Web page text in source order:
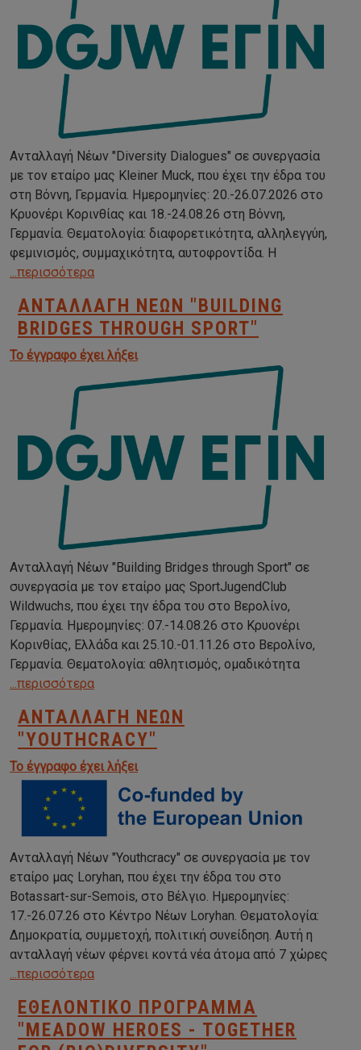
Ανταλλαγή Νέων "Diversity Dialogues" σε συνεργασία
με τον εταίρο μας Kleiner Muck, που έχει την έδρα του
στη Βόννη, Γερμανία. Ημερομηνίες: 20.-26.07.2026 στο
Κρυονέρι Κορινθίας και 18.-24.08.26 στη Βόννη,
Γερμανία. Θεματολογία: διαφορετικότητα, αλληλεγγύη,
φεμινισμός, συμμαχικότητα, αυτοφροντίδα. Η
...περισσότερα
ΑΝΤΑΛΛΑΓΉ ΝΈΩΝ "BUILDING
BRIDGES THROUGH SPORT"
Το έγγραφο έχει λήξει
Ανταλλαγή Νέων "Building Bridges through Sport" σε
συνεργασία με τον εταίρο μας SportJugendClub
Wildwuchs, που έχει την έδρα του στο Βερολίνο,
Γερμανία. Ημερομηνίες: 07.-14.08.26 στο Κρυονέρι
Κορινθίας, Ελλάδα και 25.10.-01.11.26 στο Βερολίνο,
Γερμανία. Θεματολογία: αθλητισμός, ομαδικότητα
...περισσότερα
ΑΝΤΑΛΛΑΓΉ ΝΈΩΝ
"YOUTHCRACY"
Το έγγραφο έχει λήξει
Ανταλλαγή Νέων "Youthcracy" σε συνεργασία με τον
εταίρο μας Loryhan, που έχει την έδρα του στο
Botassart-sur-Semois, στο Βέλγιο. Ημερομηνίες:
17.-26.07.26 στο Κέντρο Νέων Loryhan. Θεματολογία:
Δημοκρατία, συμμετοχή, πολιτική συνείδηση. Αυτή η
ανταλλαγή νέων φέρνει κοντά νέα άτομα από 7 χώρες
...περισσότερα
ΕΘΕΛΟΝΤΙΚΌ ΠΡΌΓΡΑΜΜΑ
"MEADOW HEROES - TOGETHER